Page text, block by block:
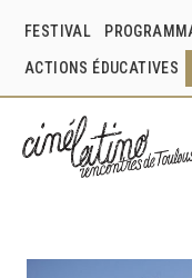
FESTIVAL
ACTIONS ÉDUCATIVES